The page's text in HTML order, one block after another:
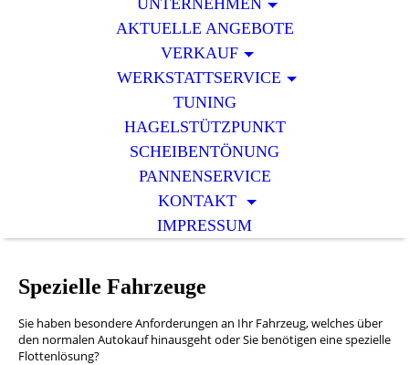
UNTERNEHMEN
AKTUELLE ANGEBOTE
VERKAUF
WERKSTATTSERVICE
TUNING
HAGELSTÜTZPUNKT
SCHEIBENTÖNUNG
PANNENSERVICE
KONTAKT
IMPRESSUM
Spezielle Fahrzeuge
Sie haben besondere Anforderungen an Ihr Fahrzeug, welches über
den normalen Autokauf hinausgeht oder Sie benötigen eine spezielle
Flottenlösung?